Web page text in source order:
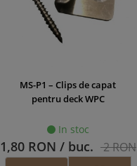
MS-P1 – Clips de capat
pentru deck WPC
In stoc
1,80 RON / buc. 2 RON